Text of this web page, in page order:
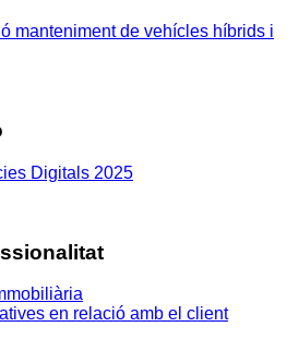
manteniment de vehícles híbrids i
Digitals 2025
en relació amb el client